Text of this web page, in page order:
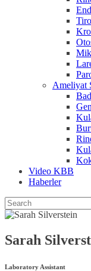
Ameliyat
Video KBB
Haberler
Sarah
Laboratory Assistant